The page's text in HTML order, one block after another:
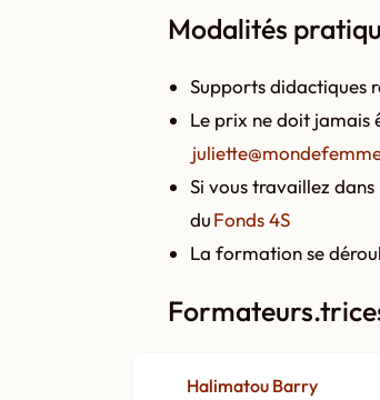
Modalités
Supports didactiques
Le prix ne doit
Si vous travaillez
duFonds 4S
La formation se
Halimatou Barry